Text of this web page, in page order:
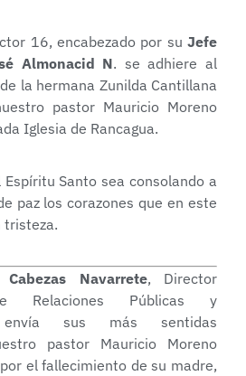
16, encabezado por su Jefe
Almonacid N. se adhiere al
la hermana Zunilda Cantillana
pastor Mauricio Moreno
Iglesia de Rancagua.
Santo sea consolando a
paz los corazones que en este
tristeza.
Navarrete, Director
Relaciones Públicas y
envía sus más sentidas
pastor Mauricio Moreno
el fallecimiento de su madre,